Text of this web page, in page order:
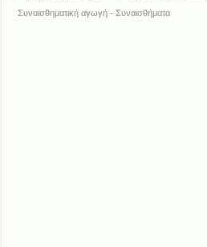
Συναισθηματική αγωγή - Συναισθήματα